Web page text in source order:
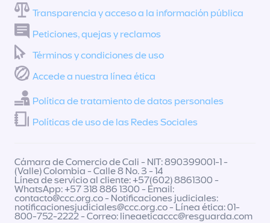
Transparencia y acceso a la información pública
Peticiones, quejas y reclamos
Términos y condiciones de uso
Accede a nuestra línea ética
Política de tratamiento de datos personales
Políticas de uso de las Redes Sociales
Cámara de Comercio de Cali - NIT: 890399001-1 -
(Valle) Colombia - Calle 8 No. 3 - 14
Línea de servicio al cliente: +57(602) 8861300 -
WhatsApp: +57 318 886 1300 - Email:
contacto@ccc.org.co- Notificaciones judiciales:
notificacionesjudiciales@ccc.org.co- Línea ética: 01-
800-752-2222 - Correo: lineaeticaccc@resguarda.com